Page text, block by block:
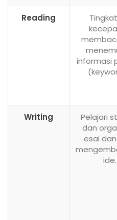
Reading
informasi
Writing
Pelajari
dan
esai
ide.